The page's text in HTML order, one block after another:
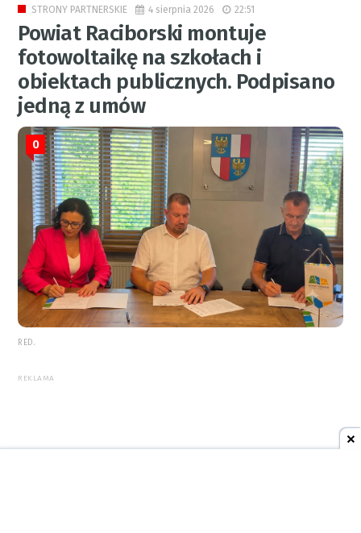
STRONY PARTNERSKIE 4 sierpnia 2026 22:51
Powiat Raciborski montuje
fotowoltaikę na szkołach i
obiektach publicznych. Podpisano
jedną z umów
0
RED.
REKLAMA